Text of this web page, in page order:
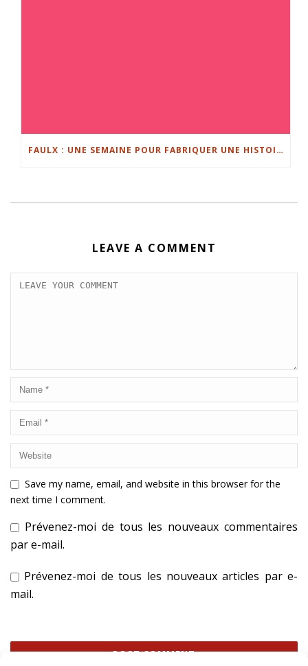
FAULX : UNE SEMAINE POUR FABRIQUER UNE HISTOIRE
LEAVE A COMMENT
Save my name, email, and website in this browser for the
next time I comment.
Prévenez-moi de tous les nouveaux commentaires
par e-mail.
Prévenez-moi de tous les nouveaux articles par e-
mail.